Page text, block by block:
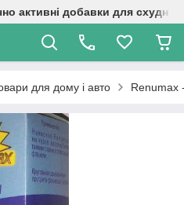
активні добавки для
для дому і авто Renumax